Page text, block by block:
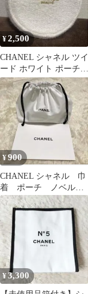
¥2,500
CHANEL シャネル ツイ
ード ホワイト ポーチ
ノベルティ 非売品
¥900
CHANEL シャネル 巾
着 ポーチ ノベルテ
ィ 非売品
¥3,300